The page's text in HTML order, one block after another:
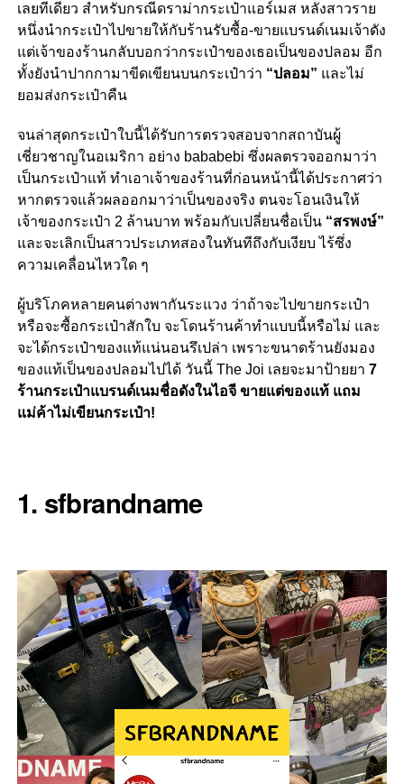
เลยทีเดียว สำหรับกรณีดราม่ากระเป๋าแอร์เมส หลังสาวราย
หนึ่งนำกระเป๋าไปขายให้กับร้านรับซื้อ-ขายแบรนด์เนมเจ้าดัง
แต่เจ้าของร้านกลับบอกว่ากระเป๋าของเธอเป็นของปลอม อีก
ทั้งยังนำปากกามาขีดเขียนบนกระเป๋าว่า “ปลอม” และไม่
ยอมส่งกระเป๋าคืน
จนล่าสุดกระเป๋าใบนี้ได้รับการตรวจสอบจากสถาบันผู้
เชี่ยวชาญในอเมริกา อย่าง bababebi ซึ่งผลตรวจออกมาว่า
เป็นกระเป๋าแท้ ทำเอาเจ้าของร้านที่ก่อนหน้านี้ได้ประกาศว่า
หากตรวจแล้วผลออกมาว่าเป็นของจริง ตนจะโอนเงินให้
เจ้าของกระเป๋า 2 ล้านบาท พร้อมกับเปลี่ยนชื่อเป็น “สรพงษ์”
และจะเลิกเป็นสาวประเภทสองในทันทีถึงกับเงียบ ไร้ซึ่ง
ความเคลื่อนไหวใด ๆ
ผู้บริโภคหลายคนต่างพากันระแวง ว่าถ้าจะไปขายกระเป๋า
หรือจะซื้อกระเป๋าสักใบ จะโดนร้านค้าทำแบบนี้หรือไม่ และ
จะได้กระเป๋าของแท้แน่นอนรึเปล่า เพราะขนาดร้านยังมอง
ของแท้เป็นของปลอมไปได้ วันนี้ The Joi เลยจะมาป้ายยา 7
ร้านกระเป๋าแบรนด์เนมชื่อดังในไอจี ขายแต่ของแท้ แถม
แม่ค้าไม่เขียนกระเป๋า!
1. sfbrandname